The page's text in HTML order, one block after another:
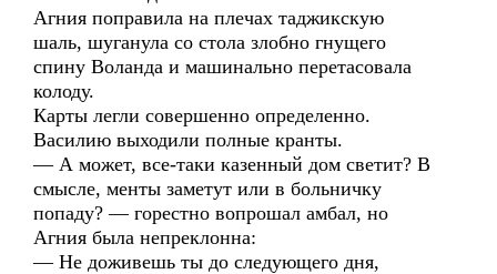
Агния поправила на плечах таджикскую
шаль, шуганула со стола злобно гнущего
спину Воланда и машинально перетасовала
колоду.
Карты легли совершенно определенно.
Василию выходили полные кранты.
— А может, все-таки казенный дом светит? В
смысле, менты заметут или в больничку
попаду? — горестно вопрошал амбал, но
Агния была непреклонна:
— Не доживешь ты до следующего дня,